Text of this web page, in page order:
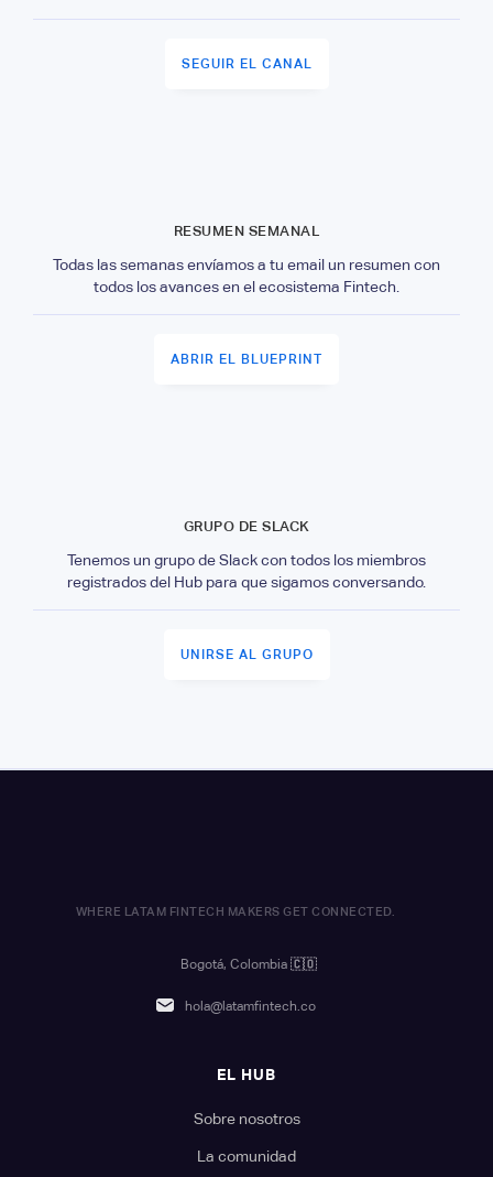
SEGUIR EL CANAL
RESUMEN SEMANAL
Todas las semanas envíamos a tu email un resumen con
todos los avances en el ecosistema Fintech.
ABRIR EL BLUEPRINT
GRUPO DE SLACK
Tenemos un grupo de Slack con todos los miembros
registrados del Hub para que sigamos conversando.
UNIRSE AL GRUPO
WHERE LATAM FINTECH MAKERS GET CONNECTED.
Bogotá, Colombia 🇨🇴
hola@latamfintech.co
EL HUB
Sobre nosotros
La comunidad